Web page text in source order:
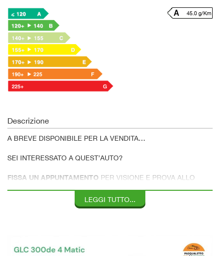
45.0 g/Km
Descrizione
A BREVE DISPONIBILE PER LA VENDITA…
SEI INTERESSATO A QUEST’AUTO?
FISSA UN APPUNTAMENTO PER VISIONE E PROVA ALLO
L’APPUNTAMENTO SERVEPER AVERE UN ADDETTO CHE TI
FINANZIAMENTO…
LEGGI TUTTO...